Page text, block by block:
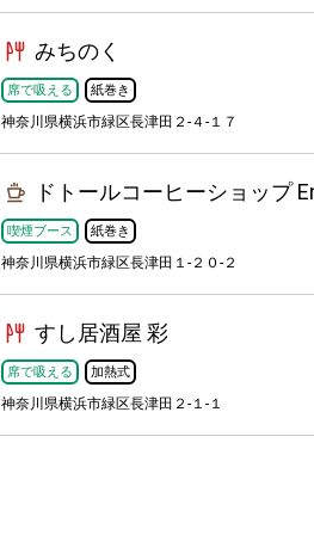
みちのく
席で吸える 紙巻き
神奈川県横浜市緑区長津田２-４-１７
ドトールコーヒーショップ
喫煙ブース 紙巻き
神奈川県横浜市緑区長津田１-２０-２
すし居酒屋 彩
席で吸える 加熱式
神奈川県横浜市緑区長津田２-１-１